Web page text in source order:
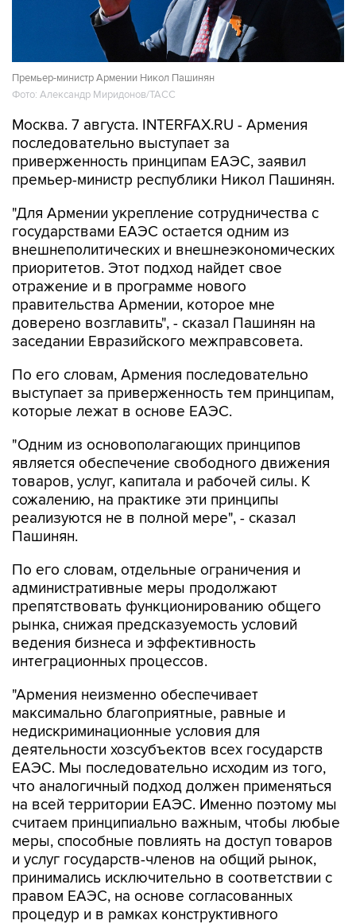
Премьер-министр Армении Никол Пашинян
Фото: Александр Миридонов/ТАСС
Москва. 7 августа. INTERFAX.RU - Армения
последовательно выступает за
приверженность принципам ЕАЭС, заявил
премьер-министр республики Никол Пашинян.
"Для Армении укрепление сотрудничества с
государствами ЕАЭС остается одним из
внешнеполитических и внешнеэкономических
приоритетов. Этот подход найдет свое
отражение и в программе нового
правительства Армении, которое мне
доверено возглавить", - сказал Пашинян на
заседании Евразийского межправсовета.
По его словам, Армения последовательно
выступает за приверженность тем принципам,
которые лежат в основе ЕАЭС.
"Одним из основополагающих принципов
является обеспечение свободного движения
товаров, услуг, капитала и рабочей силы. К
сожалению, на практике эти принципы
реализуются не в полной мере", - сказал
Пашинян.
По его словам, отдельные ограничения и
административные меры продолжают
препятствовать функционированию общего
рынка, снижая предсказуемость условий
ведения бизнеса и эффективность
интеграционных процессов.
"Армения неизменно обеспечивает
максимально благоприятные, равные и
недискриминационные условия для
деятельности хозсубъектов всех государств
ЕАЭС. Мы последовательно исходим из того,
что аналогичный подход должен применяться
на всей территории ЕАЭС. Именно поэтому мы
считаем принципиально важным, чтобы любые
меры, способные повлиять на доступ товаров
и услуг государств-членов на общий рынок,
принимались исключительно в соответствии с
правом ЕАЭС, на основе согласованных
процедур и в рамках конструктивного